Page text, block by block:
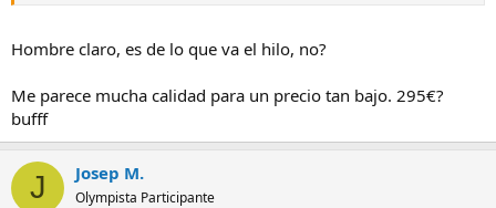
Hombre claro, es de lo que va el hilo, no?
Me parece mucha calidad para un precio tan bajo. 295€?
bufff
J Josep M.
Olympista Participante